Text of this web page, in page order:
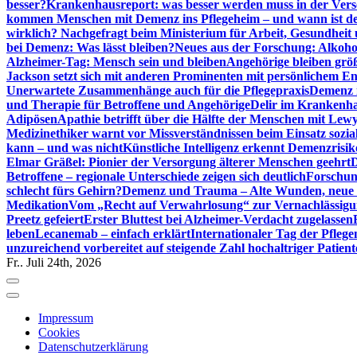
besser?Krankenhausreport: was besser werden muss in der
kommen Menschen mit Demenz ins Pflegeheim – und wann ist
wirklich? Nachgefragt beim Ministerium für Arbeit, Gesundheit
bei Demenz: Was lässt bleiben?Neues aus der Forschung:
Alzheimer-Tag: Mensch sein und bleibenAngehörige bleiben
Jackson setzt sich mit anderen Prominenten mit persönlichem
Unerwartete Zusammenhänge auch für die Pflegepraxis
und Therapie für Betroffene und AngehörigeDelir im
AdipösenApathie betrifft über die Hälfte der Menschen mit
Medizinethiker warnt vor Missverständnissen beim Einsatz
kann – und was nichtKünstliche Intelligenz erkennt
Elmar Gräßel: Pionier der Versorgung älterer Menschen geehrt
Betroffene – regionale Unterschiede zeigen sich deutlich
schlecht fürs Gehirn?Demenz und Trauma – Alte Wunden,
MedikationVom „Recht auf Verwahrlosung“ zur
Preetz gefeiertErster Bluttest bei Alzheimer-Verdacht zugelassen
lebenLecanemab – einfach erklärtInternationaler Tag der
unzureichend vorbereitet auf steigende Zahl hochaltriger
Fr.. Juli 24th, 2026
Impressum
Cookies
Datenschutzerklärung